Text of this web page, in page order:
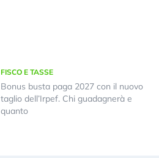
FISCO E TASSE
Bonus busta paga 2027 con il nuovo
taglio dell’Irpef. Chi guadagnerà e
quanto